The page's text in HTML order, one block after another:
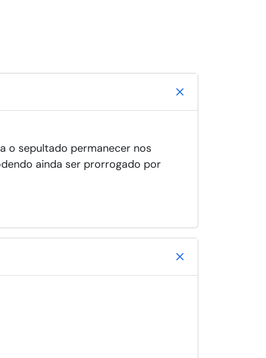
o sepultado permanecer nos
ainda ser prorrogado por